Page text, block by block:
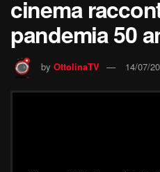
cinema
pandemia 50
by OttolinaTV 14/07/